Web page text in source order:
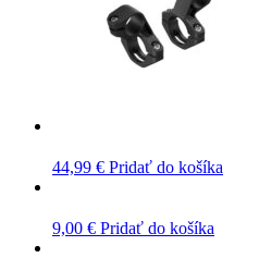
44,99 € Pridať do košíka
9,00 € Pridať do košíka